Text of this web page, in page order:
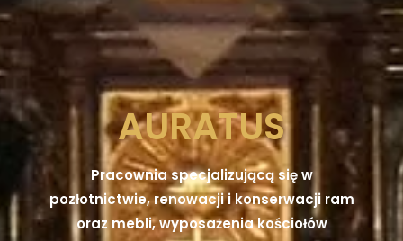
AURATUS
Pracownia specjalizującą się w
pozłotnictwie, renowacji i konserwacji ram
oraz mebli, wyposażenia kościołów